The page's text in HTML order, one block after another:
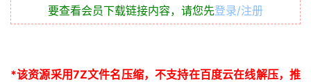
要查看会员下载链接内容，请您先登录/注册
*该资源采用7Z文件名压缩，不支持在百度云在线解压，推